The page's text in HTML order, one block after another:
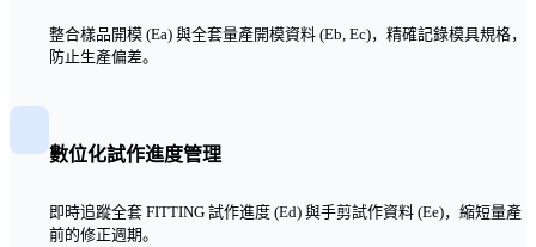
整合樣品開模 (Ea) 與全套量產開模資料 (Eb, Ec)，精確記錄模具規格，
防止生產偏差。
數位化試作進度管理
即時追蹤全套 FITTING 試作進度 (Ed) 與手剪試作資料 (Ee)，縮短量產
前的修正週期。